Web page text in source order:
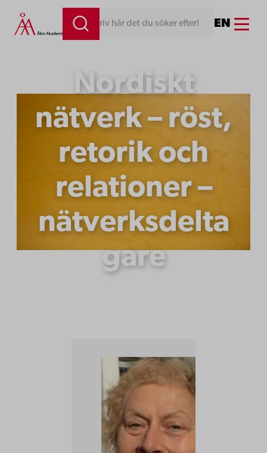
Hoppa
till
Skriv här det
EN Menu
Nordiskt
nätverk – röst,
retorik och
relationer –
nätverksdelta
gare